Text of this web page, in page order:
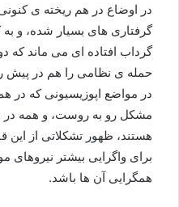
در اوضاع در هم ریخته ی
گرفتاری های بسیار شده، و
گرداب افتاده ای می ماند که
حمله ی نظامی را هم در پیش
در مواضع اپوزیسیونی که در
مشکل رو به روست، و همه در
هستند، ظهور تشکلاتی از این
برای واگرایی بیشتر نیروهای
همگرایی آن ها باشد.